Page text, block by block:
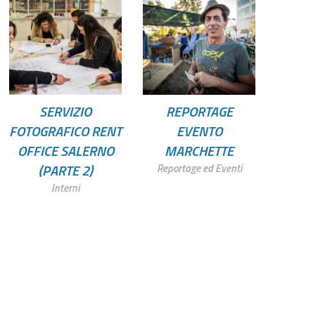
SERVIZIO
FOTOGRAFICO RENT
OFFICE SALERNO
(PARTE 2)
Interni
REPORTAGE
EVENTO
MARCHETTE
Reportage ed Eventi